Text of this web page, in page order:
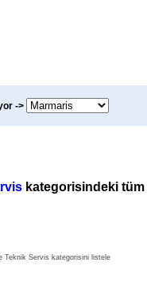
->
kategorisindeki tüm
Teknik Servis kategorisini listele